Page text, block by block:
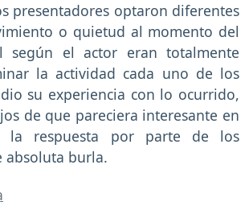
presentadores optaron diferentes
o quietud al momento del
según el actor eran totalmente
la actividad cada uno de los
su experiencia con lo ocurrido,
de que pareciera interesante en
la respuesta por parte de los
absoluta burla.